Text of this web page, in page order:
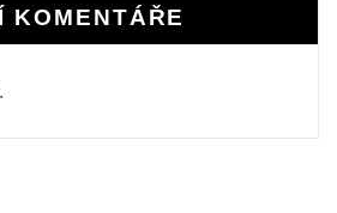
KOMENTÁŘE